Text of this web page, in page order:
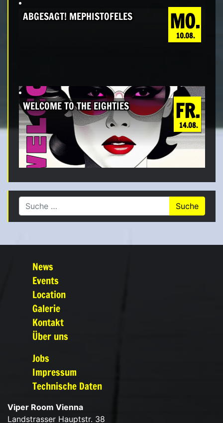
MO.
10.08.
ABGESAGT! MEPHISTOFELES
FR.
14.08.
WELCOME TO THE EIGHTIES
Suche nach:
News
Events
Location
Galerie
Kontakt
Über uns
Jobs
Impressum
Technische Daten
Viper Room Vienna
Landstrasser Hauptstr. 38